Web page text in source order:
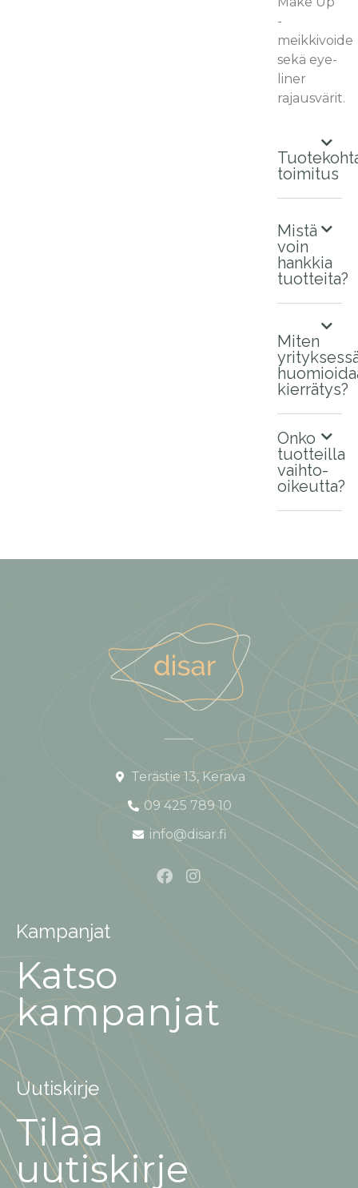
-
meikkivoide
sekä eye-
liner
rajausvärit.
toimitus
Mistä
voin
hankkia
tuotteita?
Miten
kierrätys?
Onko
tuotteilla
vaihto-
oikeutta?
Terästie 13, Kerava
09 425 789 10
info@disar.fi
Kampanjat
Katso
kampanjat
Uutiskirje
Tilaa
uutiskirje